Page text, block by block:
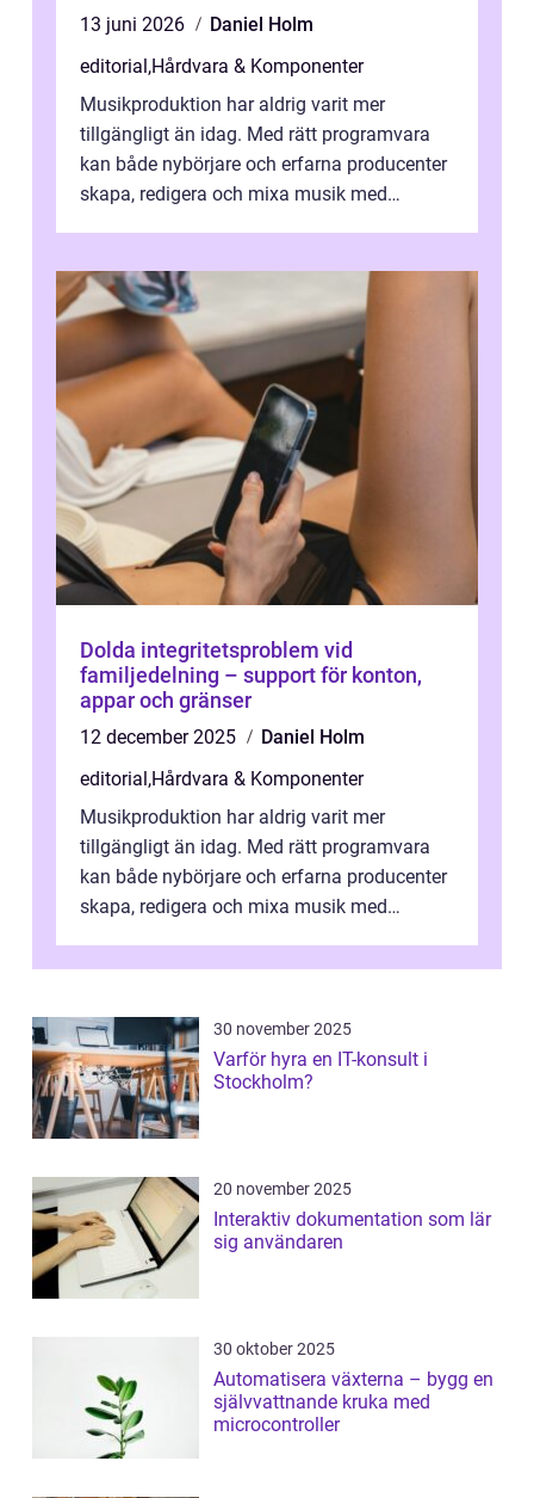
13 juni 2026
Daniel Holm
editorial,Hårdvara & Komponenter
Musikproduktion har aldrig varit mer
tillgängligt än idag. Med rätt programvara
kan både nybörjare och erfarna producenter
skapa, redigera och mixa musik med
Dolda integritetsproblem vid
familjedelning – support för konton,
appar och gränser
12 december 2025
Daniel Holm
editorial,Hårdvara & Komponenter
Musikproduktion har aldrig varit mer
tillgängligt än idag. Med rätt programvara
kan både nybörjare och erfarna producenter
skapa, redigera och mixa musik med
30 november 2025
Varför hyra en IT-konsult i
Stockholm?
20 november 2025
Interaktiv dokumentation som lär
sig användaren
30 oktober 2025
Automatisera växterna – bygg en
självvattnande kruka med
microcontroller